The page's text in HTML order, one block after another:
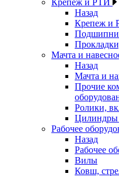
Крепеж и РТИ
Назад
Крепеж и
Мачта и
Назад
Мачта и
Прочие
Ролики,
Цилиндры
Рабочее
Назад
Рабочее
Вилы
Ковш,